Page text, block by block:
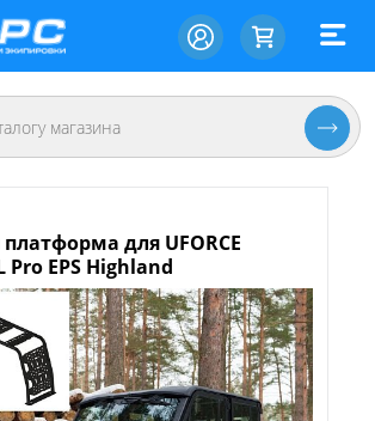
для UFORCE
Pro EPS Highland